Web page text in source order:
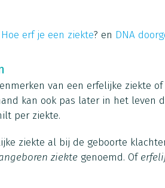
Hoe erf je een ziekte? en DNA
van een erfelijke ziekte
kan ook pas later in het leven
per ziekte.
ziekte al bij de geboorte
ziektegenoemd. Of